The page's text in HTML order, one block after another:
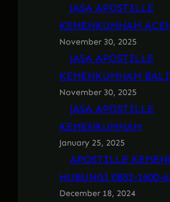
JASA APOSTILLE
KEMENKUMHAM
November 30, 2025
JASA APOSTILLE
KEMENKUMHAM BALI
November 30, 2025
JASA APOSTILLE
KEMENKUMHAM
January 25, 2025
APOSTILLE
HUBUNGI 0852-1600-
December 18, 2024